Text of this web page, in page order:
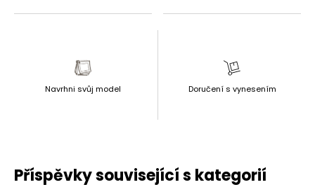
Navrhni svůj model Doručení s vynesením
Příspěvky související s kategorií